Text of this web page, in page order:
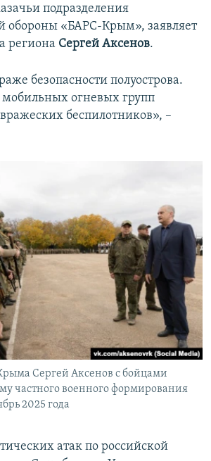
подразделения
обороны «БАРС-Крым», заявляет
региона Сергей Аксенов.
безопасности полуострова.
мобильных огневых групп
беспилотников», –
Сергей Аксенов с бойцами
частного военного формирования
2025 года
атак по российской